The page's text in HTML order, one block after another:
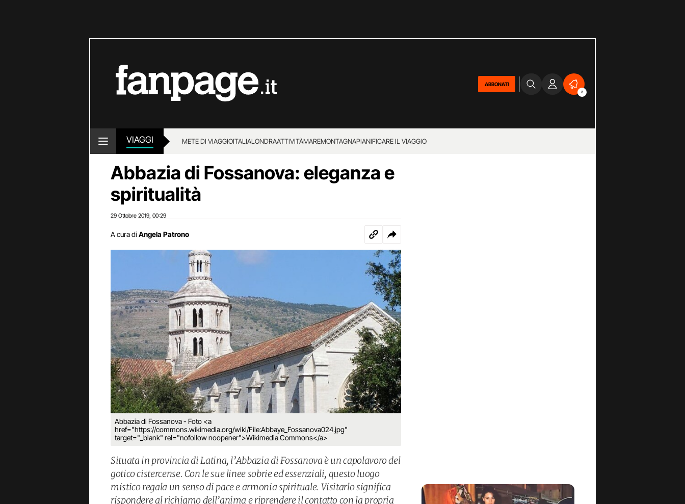
ABBONATI
2
VIAGGI METE DI VIAGGIOITALIALONDRAATTIVITÀMAREMONTAGNAPIANIFICARE IL VIAGGIO
Abbazia di Fossanova: eleganza e
spiritualità
29 Ottobre 2019 00:29
A cura di Angela Patrono
Abbazia di Fossanova - Foto <a
href="https://commons.wikimedia.org/wiki/File:Abbaye_Fossanova024.jpg"
target="_blank" rel="nofollow noopener">Wikimedia Commons</a>
Situata in provincia di Latina, l’Abbazia di Fossanova è un capolavoro del
gotico cistercense. Con le sue linee sobrie ed essenziali, questo luogo
mistico regala un senso di pace e armonia spirituale. Visitarlo significa
rispondere al richiamo dell’anima e riprendere il contatto con la propria